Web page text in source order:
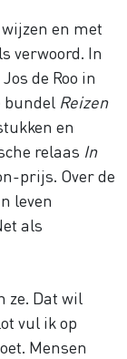
en met
verwoord. In
de Roo in
bundel Reizen
en
relaas In
prijs. Over de
leven
als
ze. Dat wil
vul ik op
Mensen